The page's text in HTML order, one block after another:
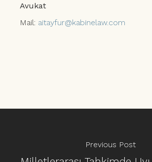
Avukat
Mail: aitayfur@kabinelaw.com
Previous Post